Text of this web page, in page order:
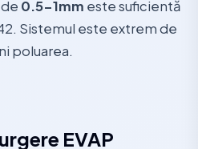
0.5-1mm este suficientă
Sistemul este extrem de
poluarea.
EVAP